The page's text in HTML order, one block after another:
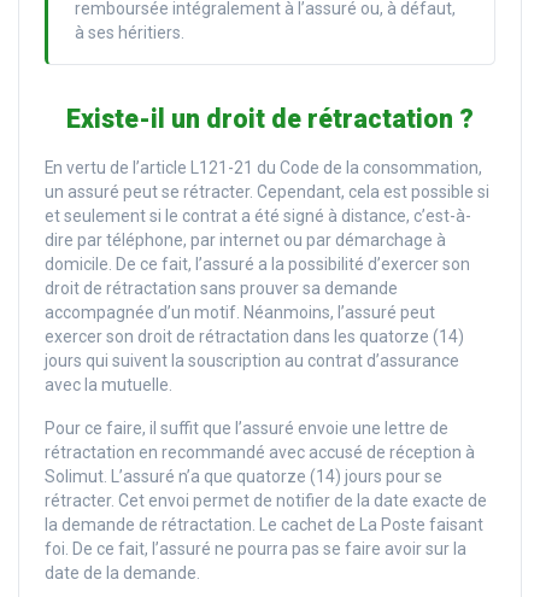
remboursée intégralement à l’assuré ou, à défaut,
à ses héritiers.
Existe-il un droit de rétractation ?
En vertu de l’article L121-21 du Code de la consommation,
un assuré peut se rétracter. Cependant, cela est possible si
et seulement si le contrat a été signé à distance, c’est-à-
dire par téléphone, par internet ou par démarchage à
domicile. De ce fait, l’assuré a la possibilité d’exercer son
droit de rétractation sans prouver sa demande
accompagnée d’un motif. Néanmoins, l’assuré peut
exercer son droit de rétractation dans les quatorze (14)
jours qui suivent la souscription au contrat d’assurance
avec la mutuelle.
Pour ce faire, il suffit que l’assuré envoie une lettre de
rétractation en recommandé avec accusé de réception à
Solimut. L’assuré n’a que quatorze (14) jours pour se
rétracter. Cet envoi permet de notifier de la date exacte de
la demande de rétractation. Le cachet de La Poste faisant
foi. De ce fait, l’assuré ne pourra pas se faire avoir sur la
date de la demande.